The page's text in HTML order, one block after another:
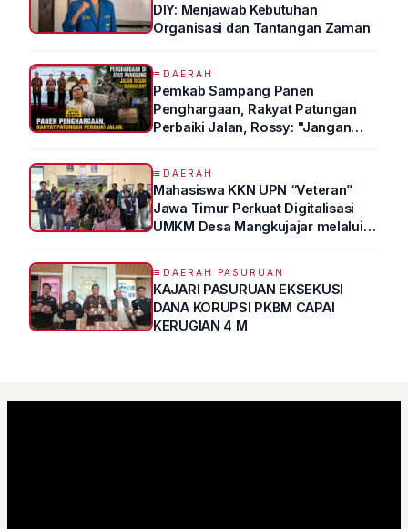
DIY: Menjawab Kebutuhan
Organisasi dan Tantangan Zaman
DAERAH
Pemkab Sampang Panen
Penghargaan, Rakyat Patungan
Perbaiki Jalan, Rossy: "Jangan
DAERAH
Mahasiswa KKN UPN “Veteran”
Jawa Timur Perkuat Digitalisasi
UMKM Desa Mangkujajar melalui
DAERAH PASURUAN
KAJARI PASURUAN EKSEKUSI
DANA KORUPSI PKBM CAPAI
KERUGIAN 4 M